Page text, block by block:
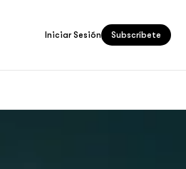
Iniciar Sesión Subscríbete